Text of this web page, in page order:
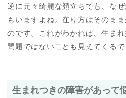
逆に元々綺麗な顔立ちでも、な
もいますよね。在り方はそのま
のです。これがわかれば、生ま
問題ではないことも見えてくるで
生まれつきの障害があって